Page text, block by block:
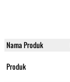
Nama Produk
Produk